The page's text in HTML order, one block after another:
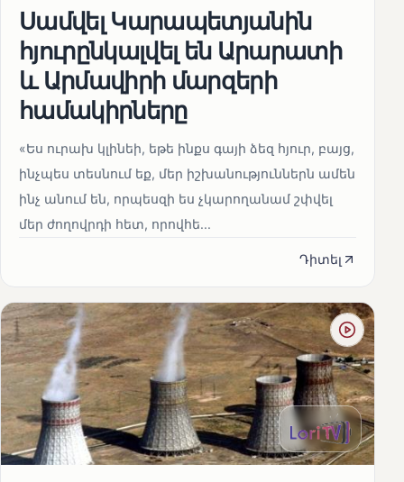
Սամվել Կարապետյանին
հյուրընկալվել են Արարատի
և Արմավիրի մարզերի
համակիրները
«Ես ուրախ կլինեի, եթե ինքս գայի ձեզ հյուր, բայց,
ինչպես տեսնում եք, մեր իշխանություններն ամեն
ինչ անում են, որպեսզի ես չկարողանամ շփվել
մեր ժողովրդի հետ, որովհե...
Դիտել